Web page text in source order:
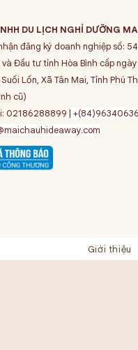
DU LỊCH NGHỈ DƯỠNG
đăng ký doanh nghiệp số:
và Đầu tư tỉnh Hòa Bình cấp
Lốn, Xã Tân Mai, Tỉnh Phú
cũ)
02186288899 |
Giới thiệu